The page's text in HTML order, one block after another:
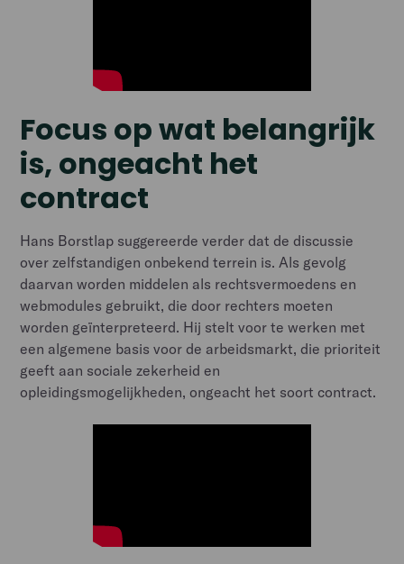
Focus op wat belangrijk
is, ongeacht het
contract
Hans Borstlap suggereerde verder dat de discussie
over zelfstandigen onbekend terrein is. Als gevolg
daarvan worden middelen als rechtsvermoedens en
webmodules gebruikt, die door rechters moeten
worden geïnterpreteerd. Hij stelt voor te werken met
een algemene basis voor de arbeidsmarkt, die prioriteit
geeft aan sociale zekerheid en
opleidingsmogelijkheden, ongeacht het soort contract.